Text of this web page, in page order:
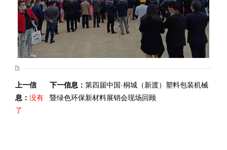
上一信
息： 没有
了
下一信息：第四届中国·桐城（新渡）塑料包装机械
暨绿色环保新材料展销会现场回顾